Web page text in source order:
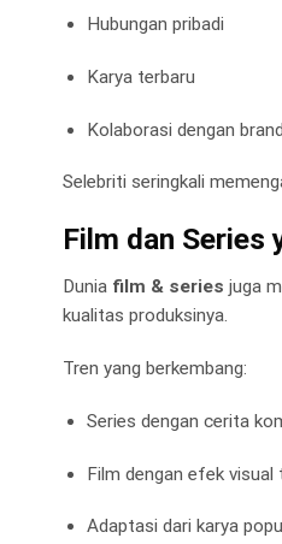
Hubungan pribadi
Karya terbaru
Kolaborasi dengan brand
Selebriti seringkali
Film dan Series
Dunia film & series juga
kualitas produksinya.
Tren yang berkembang:
Series dengan cerita
Film dengan efek visual
Adaptasi dari karya